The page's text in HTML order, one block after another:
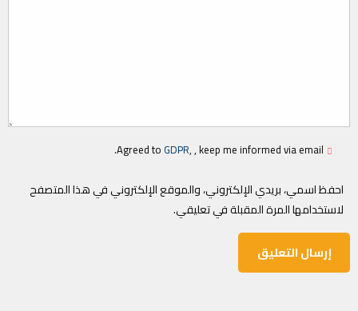
Agreed toGDPR, , keep me informed via email.
احفظ اسمي، بريدي الإلكتروني، والموقع الإلكتروني في هذا المتصفح
لاستخدامها المرة المقبلة في تعليقي.